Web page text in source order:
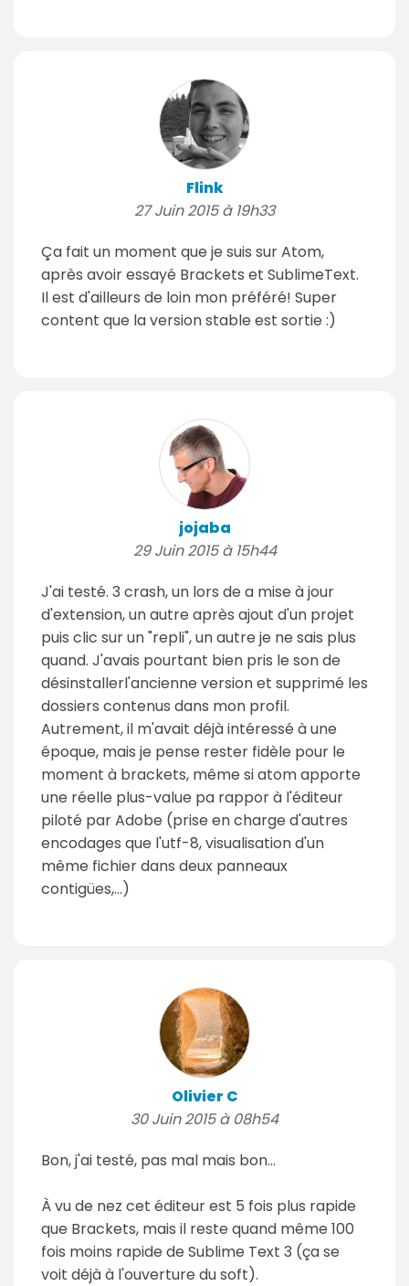
Flink
27 Juin 2015 à 19h33
Ça fait un moment que je suis sur Atom,
après avoir essayé Brackets et SublimeText.
Il est d'ailleurs de loin mon préféré! Super
content que la version stable est sortie :)
jojaba
29 Juin 2015 à 15h44
J'ai testé. 3 crash, un lors de a mise à jour
d'extension, un autre après ajout d'un projet
puis clic sur un "repli", un autre je ne sais plus
quand. J'avais pourtant bien pris le son de
désinstallerl'ancienne version et supprimé les
dossiers contenus dans mon profil.
Autrement, il m'avait déjà intéressé à une
époque, mais je pense rester fidèle pour le
moment à brackets, même si atom apporte
une réelle plus-value pa rappor à l'éditeur
piloté par Adobe (prise en charge d'autres
encodages que l'utf-8, visualisation d'un
même fichier dans deux panneaux
contigües,...)
Olivier C
30 Juin 2015 à 08h54
Bon, j'ai testé, pas mal mais bon...
À vu de nez cet éditeur est 5 fois plus rapide
que Brackets, mais il reste quand même 100
fois moins rapide de Sublime Text 3 (ça se
voit déjà à l'ouverture du soft).